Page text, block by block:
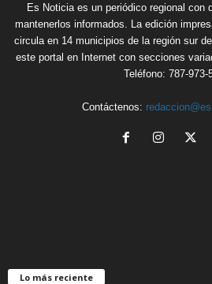
Es Noticia es un periódico regional con
mantenerlos informados. La edición
circula en 14 municipios de la región sur
este portal en Internet con secciones
Teléfono: 787-973-
Contáctenos:
Lo más reciente